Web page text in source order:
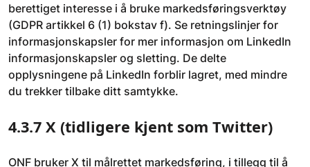
berettiget interesse i å bruke markedsføringsverktøy
(GDPR artikkel 6 (1) bokstav f). Se retningslinjer for
informasjonskapsler for mer informasjon om LinkedIn
informasjonskapsler og sletting. De delte
opplysningene på LinkedIn forblir lagret, med mindre
du trekker tilbake ditt samtykke.
4.3.7 X (tidligere kjent som Twitter)
ONF bruker X til målrettet markedsføring, i tillegg til å